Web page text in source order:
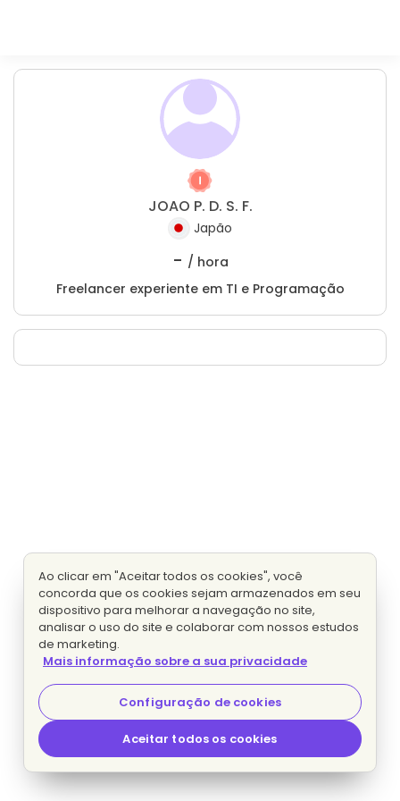
JOAO P. D. S. F.
Japão
- / hora
Freelancer experiente em TI e Programação
Ao clicar em "Aceitar todos os cookies", você
concorda que os cookies sejam armazenados em seu
dispositivo para melhorar a navegação no site,
analisar o uso do site e colaborar com nossos estudos
de marketing.
Mais informação sobre a sua privacidade
Configuração de cookies
Aceitar todos os cookies